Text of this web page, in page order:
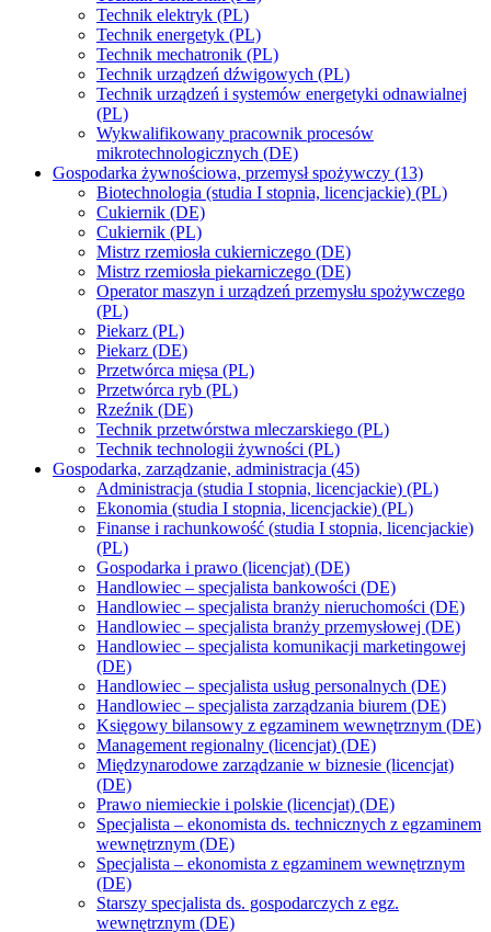
Technik elektryk (PL)
Technik energetyk (PL)
Technik mechatronik (PL)
Technik urządzeń dźwigowych (PL)
Technik urządzeń i systemów energetyki odnawialnej
(PL)
Wykwalifikowany pracownik procesów
mikrotechnologicznych (DE)
Gospodarka żywnościowa, przemysł spożywczy (13)
Biotechnologia (studia I stopnia, licencjackie) (PL)
Cukiernik (DE)
Cukiernik (PL)
Mistrz rzemiosła cukierniczego (DE)
Mistrz rzemiosła piekarniczego (DE)
Operator maszyn i urządzeń przemysłu spożywczego
(PL)
Piekarz (PL)
Piekarz (DE)
Przetwórca mięsa (PL)
Przetwórca ryb (PL)
Rzeźnik (DE)
Technik przetwórstwa mleczarskiego (PL)
Technik technologii żywności (PL)
Gospodarka, zarządzanie, administracja (45)
Administracja (studia I stopnia, licencjackie) (PL)
Ekonomia (studia I stopnia, licencjackie) (PL)
Finanse i rachunkowość (studia I stopnia, licencjackie)
(PL)
Gospodarka i prawo (licencjat) (DE)
Handlowiec – specjalista bankowości (DE)
Handlowiec – specjalista branży nieruchomości (DE)
Handlowiec – specjalista branży przemysłowej (DE)
Handlowiec – specjalista komunikacji marketingowej
(DE)
Handlowiec – specjalista usług personalnych (DE)
Handlowiec – specjalista zarządzania biurem (DE)
Księgowy bilansowy z egzaminem wewnętrznym (DE)
Management regionalny (licencjat) (DE)
Międzynarodowe zarządzanie w biznesie (licencjat)
(DE)
Prawo niemieckie i polskie (licencjat) (DE)
Specjalista – ekonomista ds. technicznych z egzaminem
wewnętrznym (DE)
Specjalista – ekonomista z egzaminem wewnętrznym
(DE)
Starszy specjalista ds. gospodarczych z egz.
wewnętrznym (DE)